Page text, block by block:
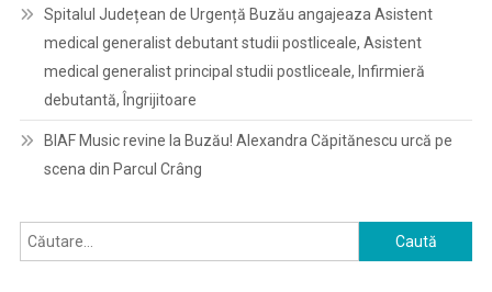
Spitalul Județean de Urgență Buzău angajeaza Asistent
medical generalist debutant studii postliceale, Asistent
medical generalist principal studii postliceale, Infirmieră
debutantă, Îngrijitoare
BIAF Music revine la Buzău! Alexandra Căpitănescu urcă pe
scena din Parcul Crâng
Caută
după: